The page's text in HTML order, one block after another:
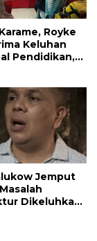
Royke
Keluhan
Pendidikan,
Jemput
Dikeluhkan